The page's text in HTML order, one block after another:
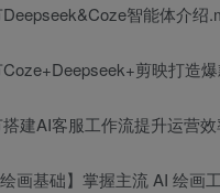
Deepseek&Coze智能体介绍
Coze+Deepseek+剪映打造
搭建AI客服工作流提升运营
画基础】掌握主流 AI 绘画